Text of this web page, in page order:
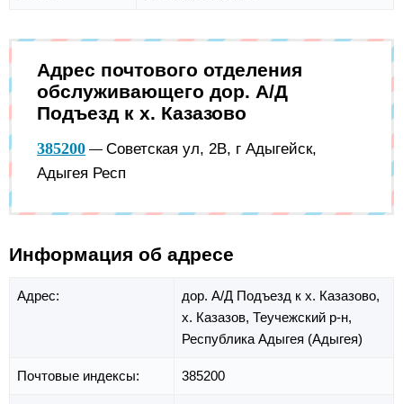
Адрес почтового отделения
обслуживающего дор. А/Д
Подъезд к х. Казазово
385200 — Советская ул, 2В, г Адыгейск,
Адыгея Респ
Информация об адресе
Адрес:
дор. А/Д Подъезд к х. Казазово,
х. Казазов, Теучежский р-н,
Республика Адыгея (Адыгея)
Почтовые индексы: 385200